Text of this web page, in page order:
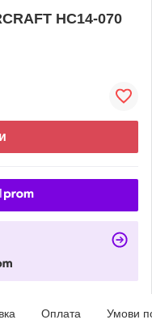
HC14-070
Оплата Умови